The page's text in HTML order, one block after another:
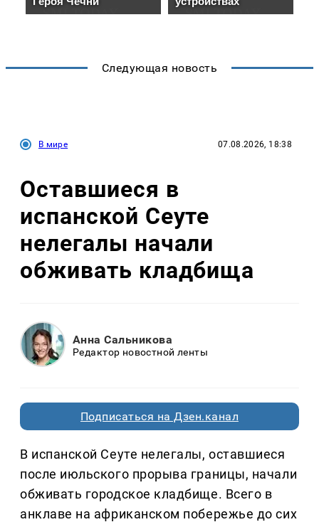
Следующая новость
В мире 07.08.2026, 18:38
Оставшиеся в
испанской Сеуте
нелегалы начали
обживать кладбища
Анна Сальникова
Редактор новостной ленты
Подписаться на Дзен.канал
В испанской Сеуте нелегалы, оставшиеся
после июльского прорыва границы, начали
обживать городское кладбище. Всего в
анклаве на африканском побережье до сих